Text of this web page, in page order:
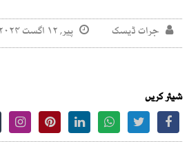
جرات ڈیسک پیر, ۱۲ اگست ۲۰۲۴
شیئر کریں